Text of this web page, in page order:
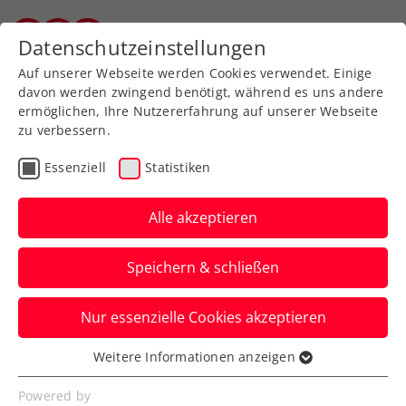
Zurück zur Newsübersicht
Turniere
Generali Open Kitzbühel:
Ruud und Báez wollen
Titel verteidigen
Die Sieger 2021 und 2023 und viele
weitere ATP-Topprofis haben für die
Olympia-Generalprobe in Tirol genannt.
Verfasst von: Presseaussendung / Redaktion, 02.04.2024
Datenschutzeinstellungen
Auf unserer Webseite werden Cookies verwendet. Einige
davon werden zwingend benötigt, während es uns andere
ermöglichen, Ihre Nutzererfahrung auf unserer Webseite
zu verbessern.
Essenziell Statistiken
Alle akzeptieren
Speichern & schließen
Nur essenzielle Cookies akzeptieren
Essenziell
Essenzielle Cookies werden für grundlegende
Weitere Informationen anzeigen
Powered by